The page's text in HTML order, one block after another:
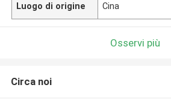
Luogo di origine Cina
Osservi più
Circa noi